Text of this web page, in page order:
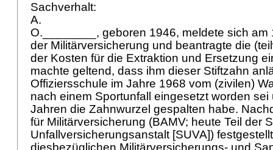
Sachverhalt:
A.
O.________, geboren 1946, meldete sich am
der Militärversicherung und beantragte die
der Kosten für die Extraktion und Ersetzung
machte geltend, dass ihm dieser Stiftzahn
Offiziersschule im Jahre 1968 vom (zivilen)
nach einem Sportunfall eingesetzt worden
Jahren die Zahnwurzel gespalten habe.
für Militärversicherung (BAMV; heute Teil der
Unfallversicherungsanstalt [SUVA])
diesbezüglichen Militärversicherungs- und